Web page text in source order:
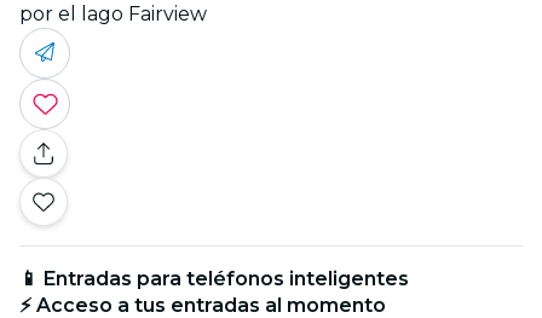
por el lago Fairview
📱 Entradas para teléfonos inteligentes
⚡ Acceso a tus entradas al momento